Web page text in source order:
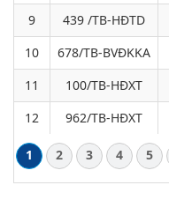
9
439 /TB-HĐTD
10
678/TB-BVĐKKA
11
100/TB-HĐXT
12
962/TB-HĐXT
1 2 3 4 5